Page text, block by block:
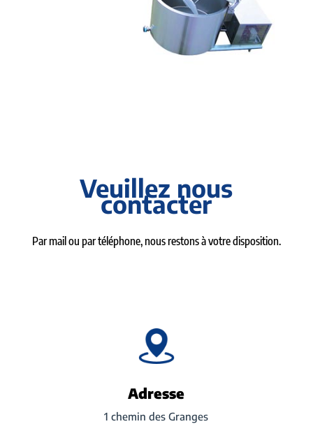
Veuillez nous
contacter
Par mail ou par téléphone, nous restons à votre disposition.
Adresse
1 chemin des Granges